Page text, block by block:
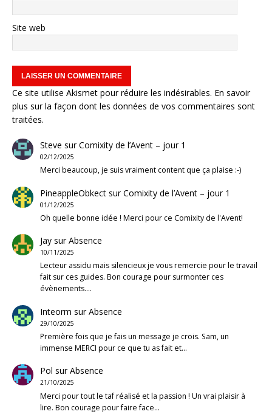
Site web
Ce site utilise Akismet pour réduire les indésirables. En savoir
plus sur la façon dont les données de vos commentaires sont
traitées.
Steve surComixity de l’Avent – jour 1
02/12/2025
Merci beaucoup, je suis vraiment content que ça plaise :-)
PineappleObkectsurComixity de l’Avent – jour 1
01/12/2025
Oh quelle bonne idée ! Merci pour ce Comixity de l'Avent!
JaysurAbsence
10/11/2025
Lecteur assidu mais silencieux je vous remercie pour le travail
fait sur ces guides. Bon courage pour surmonter ces
évènements.…
Inteorm surAbsence
29/10/2025
Première fois que je fais un message je crois. Sam, un
immense MERCI pour ce que tu as fait et…
Pol surAbsence
21/10/2025
Merci pour tout le taf réalisé et la passion ! Un vrai plaisir à
lire. Bon courage pour faire face…